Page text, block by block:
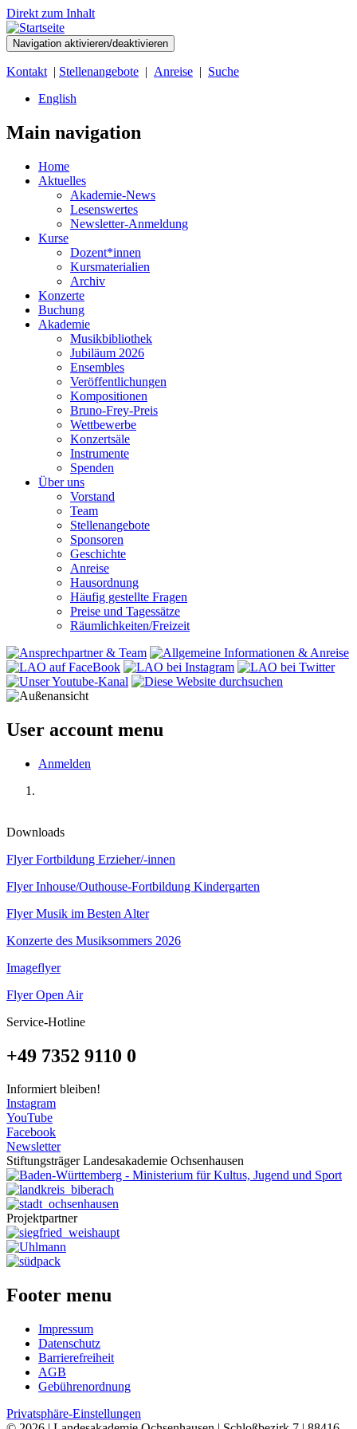
Direkt zum Inhalt
Navigation aktivieren/deaktivieren
Kontakt | Stellenangebote | Anreise | Suche
English
Main navigation
Home
Aktuelles
Akademie-News
Lesenswertes
Newsletter-Anmeldung
Kurse
Dozent*innen
Kursmaterialien
Archiv
Konzerte
Buchung
Akademie
Musikbibliothek
Jubiläum 2026
Ensembles
Veröffentlichungen
Kompositionen
Bruno-Frey-Preis
Wettbewerbe
Konzertsäle
Instrumente
Spenden
Über uns
Vorstand
Team
Stellenangebote
Sponsoren
Geschichte
Anreise
Hausordnung
Häufig gestellte Fragen
Preise und Tagessätze
Räumlichkeiten/Freizeit
User account menu
Anmelden
Downloads
Flyer Fortbildung Erzieher/-innen
Flyer Inhouse/Outhouse-Fortbildung Kindergarten
Flyer Musik im Besten Alter
Konzerte des Musiksommers 2026
Imageflyer
Flyer Open Air
Service-Hotline
+49 7352 9110 0
Informiert bleiben!
Instagram
YouTube
Facebook
Newsletter
Stiftungsträger Landesakademie Ochsenhausen
Projektpartner
Footer menu
Impressum
Datenschutz
Barrierefreiheit
AGB
Gebührenordnung
Privatsphäre-Einstellungen